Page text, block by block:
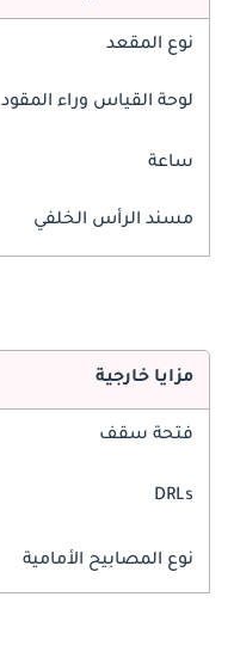
نوع المقعد
لوحة القياس وراء المقود
ساعة
مسند الرأس الخلفي
مزايا خارجية
فتحة سقف
DRLs
نوع المصابيح الأمامية